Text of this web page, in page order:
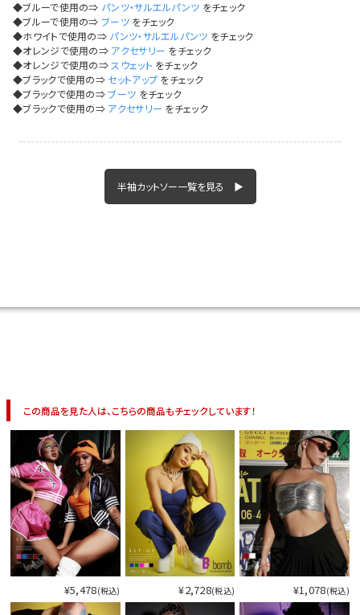
◆ブルーで使用の⇒ パンツ・サルエルパンツ をチェック
◆ブルーで使用の⇒ブーツをチェック
◆ホワイトで使用の⇒ パンツ・サルエルパンツ をチェック
◆オレンジで使用の⇒ アクセサリー をチェック
◆オレンジで使用の⇒スウェット をチェック
◆ブラックで使用の⇒ セットアップ をチェック
◆ブラックで使用の⇒ブーツ をチェック
◆ブラックで使用の⇒ アクセサリー をチェック
半袖カットソー一覧を見る ▶
この商品を見た人は、こちらの商品もチェックしています！
¥5,478(税込) ¥2,728(税込) ¥1,078(税込)